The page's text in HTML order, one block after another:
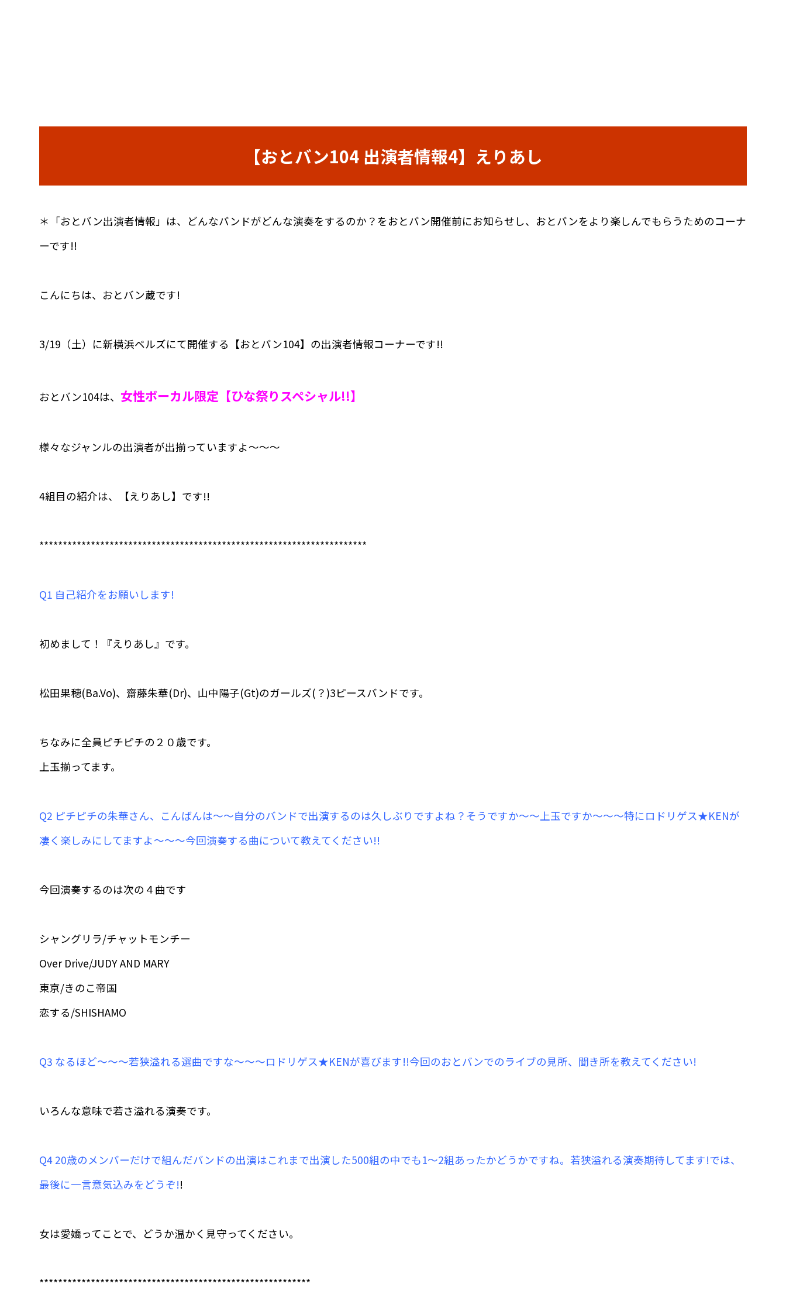
【おとバン104 出演者情報4】えりあし
＊「おとバン出演者情報」は、どんなバンドがどんな演奏をするのか？をおとバン開催前にお知らせし、おとバンをより楽しんでもらうためのコーナ
ーです!!
こんにちは、おとバン蔵です!
3/19（土）に新横浜ベルズにて開催する【おとバン104】の出演者情報コーナーです!!
おとバン104は、 女性ボーカル限定【ひな祭りスペシャル!!】
様々なジャンルの出演者が出揃っていますよ〜〜〜
4組目の紹介は、【えりあし】です!!
**********************************************************************
Q1 自己紹介をお願いします!
初めまして！『えりあし』です。
松田果穂(Ba.Vo)、齋藤朱華(Dr)、山中陽子(Gt)のガールズ(？)3ピースバンドです。
ちなみに全員ピチピチの２０歳です。
上玉揃ってます。
Q2 ピチピチの朱華さん、こんばんは〜〜自分のバンドで出演するのは久しぶりですよね？そうですか〜〜上玉ですか〜〜〜特にロドリゲス★KENが
凄く楽しみにしてますよ〜〜〜今回演奏する曲について教えてください!!
今回演奏するのは次の４曲です
シャングリラ/チャットモンチー
Over Drive/JUDY AND MARY
東京/きのこ帝国
恋する/SHISHAMO
Q3 なるほど〜〜〜若狭溢れる選曲ですな〜〜〜ロドリゲス★KENが喜びます!!今回のおとバンでのライブの見所、聞き所を教えてください!
いろんな意味で若さ溢れる演奏です。
Q4 20歳のメンバーだけで組んだバンドの出演はこれまで出演した500組の中でも1〜2組あったかどうかですね。若狭溢れる演奏期待してます!では、
最後に一言意気込みをどうぞ!!
女は愛嬌ってことで、どうか温かく見守ってください。
**********************************************************